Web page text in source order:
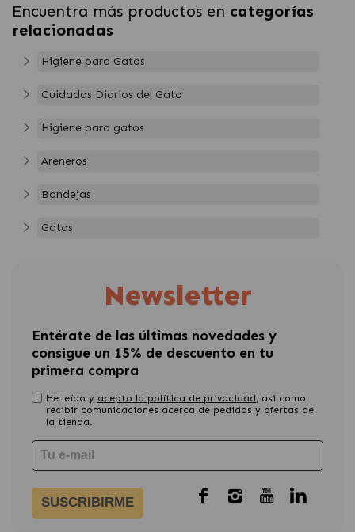
Encuentra más productos en categorías
relacionadas
Higiene para Gatos
Cuidados Diarios del Gato
Higiene para gatos
Areneros
Bandejas
Gatos
Newsletter
Entérate de las últimas novedades y
consigue un 15% de descuento en tu
primera compra
He leído y acepto la política de privacidad, asi como
recibir comunicaciones acerca de pedidos y ofertas de
la tienda.
SUSCRIBIRME